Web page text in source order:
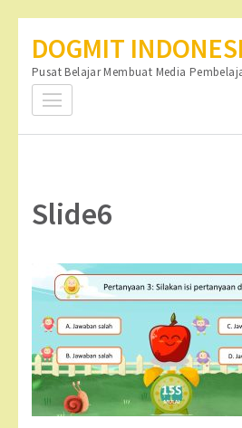
konten
(Tekan
DOGMIT
Pusat Belajar Membuat Media
Slide6